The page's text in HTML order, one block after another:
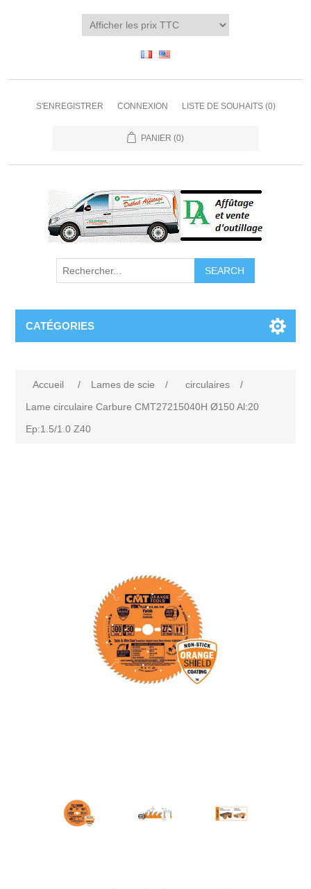
S'ENREGISTRER CONNEXION LISTE DE SOUHAITS (0)
PANIER (0)
CATÉGORIES
Accueil / Lames de scie / circulaires
/
Lame circulaire Carbure CMT27215040H Ø150 Al:20
Ep:1.5/1.0 Z40